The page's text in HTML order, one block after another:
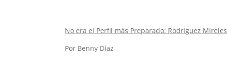
No era el Perfil más Preparado: Rodríguez Mireles
Por Benny Díaz